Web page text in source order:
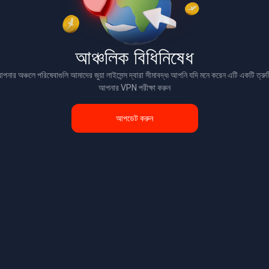
আঞ্চলিক বিধিনিষেধ
অঞ্চলে পরিষেবাগুলি আমাদের জুয়া লাইসেন্স দ্বারা সীমাবদ্ধ৷ আপনি যদি মনে করেন এটি একটি
আপনার VPN পরীক্ষা করুন
আপডেট করুন